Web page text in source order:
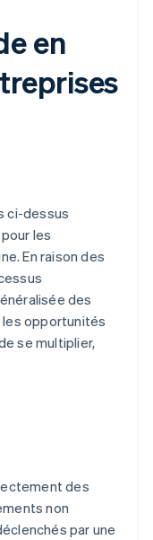
en
ci-dessus
les
En raison des
des
les opportunités
se multiplier,
des
non
par une